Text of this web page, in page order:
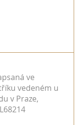
ve
vedeném u
v Praze,